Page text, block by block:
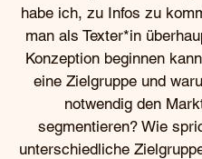
habe ich, zu Infos zu
man als Texter*in
Konzeption beginnen
eine Zielgruppe und
notwendig den
segmentieren? Wie
unterschiedliche